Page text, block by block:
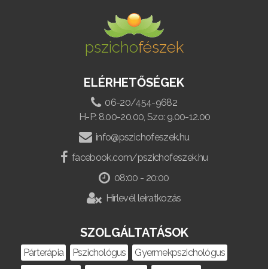
pszichofészek
ELÉRHETŐSÉGEK
06-20/454-9682
H-P: 8.00-20.00, Szo: 9.00-12.00
info@pszichofeszek.hu
facebook.com/pszichofeszek.hu
08:00 - 20:00
Hírlevél leiratkozás
SZOLGÁLTATÁSOK
Párterápia Pszichológus
Gyermekpszichológus